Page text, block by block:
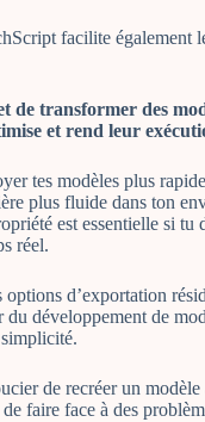
facilite également
de transformer des
et rend leur
tes modèles plus
plus fluide dans ton
est essentielle si tu
réel.
options d’exportation
du développement de
de recréer un
faire face à des